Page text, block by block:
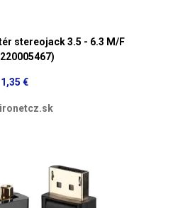
stereojack 3.5 - 6.3 M/F
1,35 €